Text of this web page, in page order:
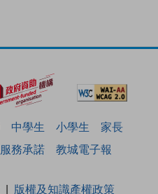
中學生 小學生
家長
服務承諾 教城電子報
版權及知識產權政策